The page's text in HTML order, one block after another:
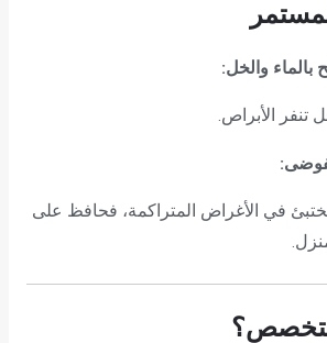
بالماء والخل:
تنفر الأبراص.
تختبئ في الأغراض المتراكمة، فحافظ على